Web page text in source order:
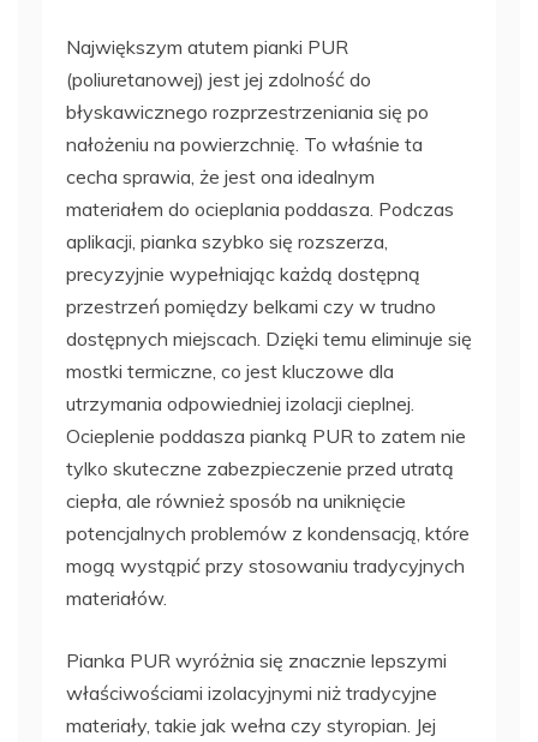
Największym atutem pianki PUR
(poliuretanowej) jest jej zdolność do
błyskawicznego rozprzestrzeniania się po
nałożeniu na powierzchnię. To właśnie ta
cecha sprawia, że jest ona idealnym
materiałem do ocieplania poddasza. Podczas
aplikacji, pianka szybko się rozszerza,
precyzyjnie wypełniając każdą dostępną
przestrzeń pomiędzy belkami czy w trudno
dostępnych miejscach. Dzięki temu eliminuje się
mostki termiczne, co jest kluczowe dla
utrzymania odpowiedniej izolacji cieplnej.
Ocieplenie poddasza pianką PUR to zatem nie
tylko skuteczne zabezpieczenie przed utratą
ciepła, ale również sposób na uniknięcie
potencjalnych problemów z kondensacją, które
mogą wystąpić przy stosowaniu tradycyjnych
materiałów.
Pianka PUR wyróżnia się znacznie lepszymi
właściwościami izolacyjnymi niż tradycyjne
materiały, takie jak wełna czy styropian. Jej